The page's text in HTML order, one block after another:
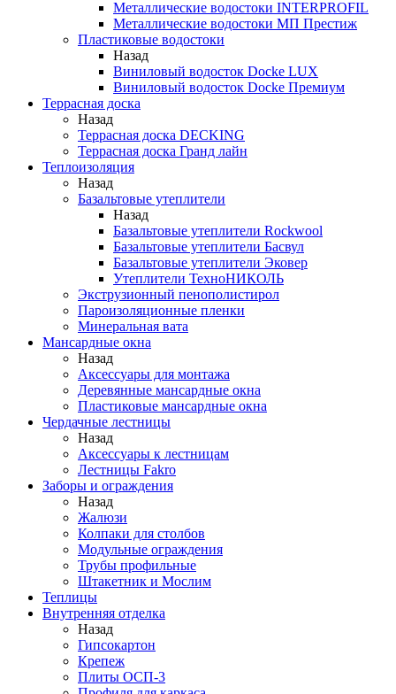
Металлические водостоки INTERPROFIL
Металлические водостоки МП Престиж
Пластиковые водостоки
Назад
Виниловый водосток Docke LUX
Виниловый водосток Docke Премиум
Террасная доска
Назад
Террасная доска DECKING
Террасная доска Гранд лайн
Теплоизоляция
Назад
Базальтовые утеплители
Назад
Базальтовые утеплители Rockwool
Базальтовые утеплители Басвул
Базальтовые утеплители Эковер
Утеплители ТехноНИКОЛЬ
Экструзионный пенополистирол
Пароизоляционные пленки
Минеральная вата
Мансардные окна
Назад
Аксессуары для монтажа
Деревянные мансардные окна
Пластиковые мансардные окна
Чердачные лестницы
Назад
Аксессуары к лестницам
Лестницы Fakro
Заборы и ограждения
Назад
Жалюзи
Колпаки для столбов
Модульные ограждения
Трубы профильные
Штакетник и Мослим
Теплицы
Внутренняя отделка
Назад
Гипсокартон
Крепеж
Плиты ОСП-3